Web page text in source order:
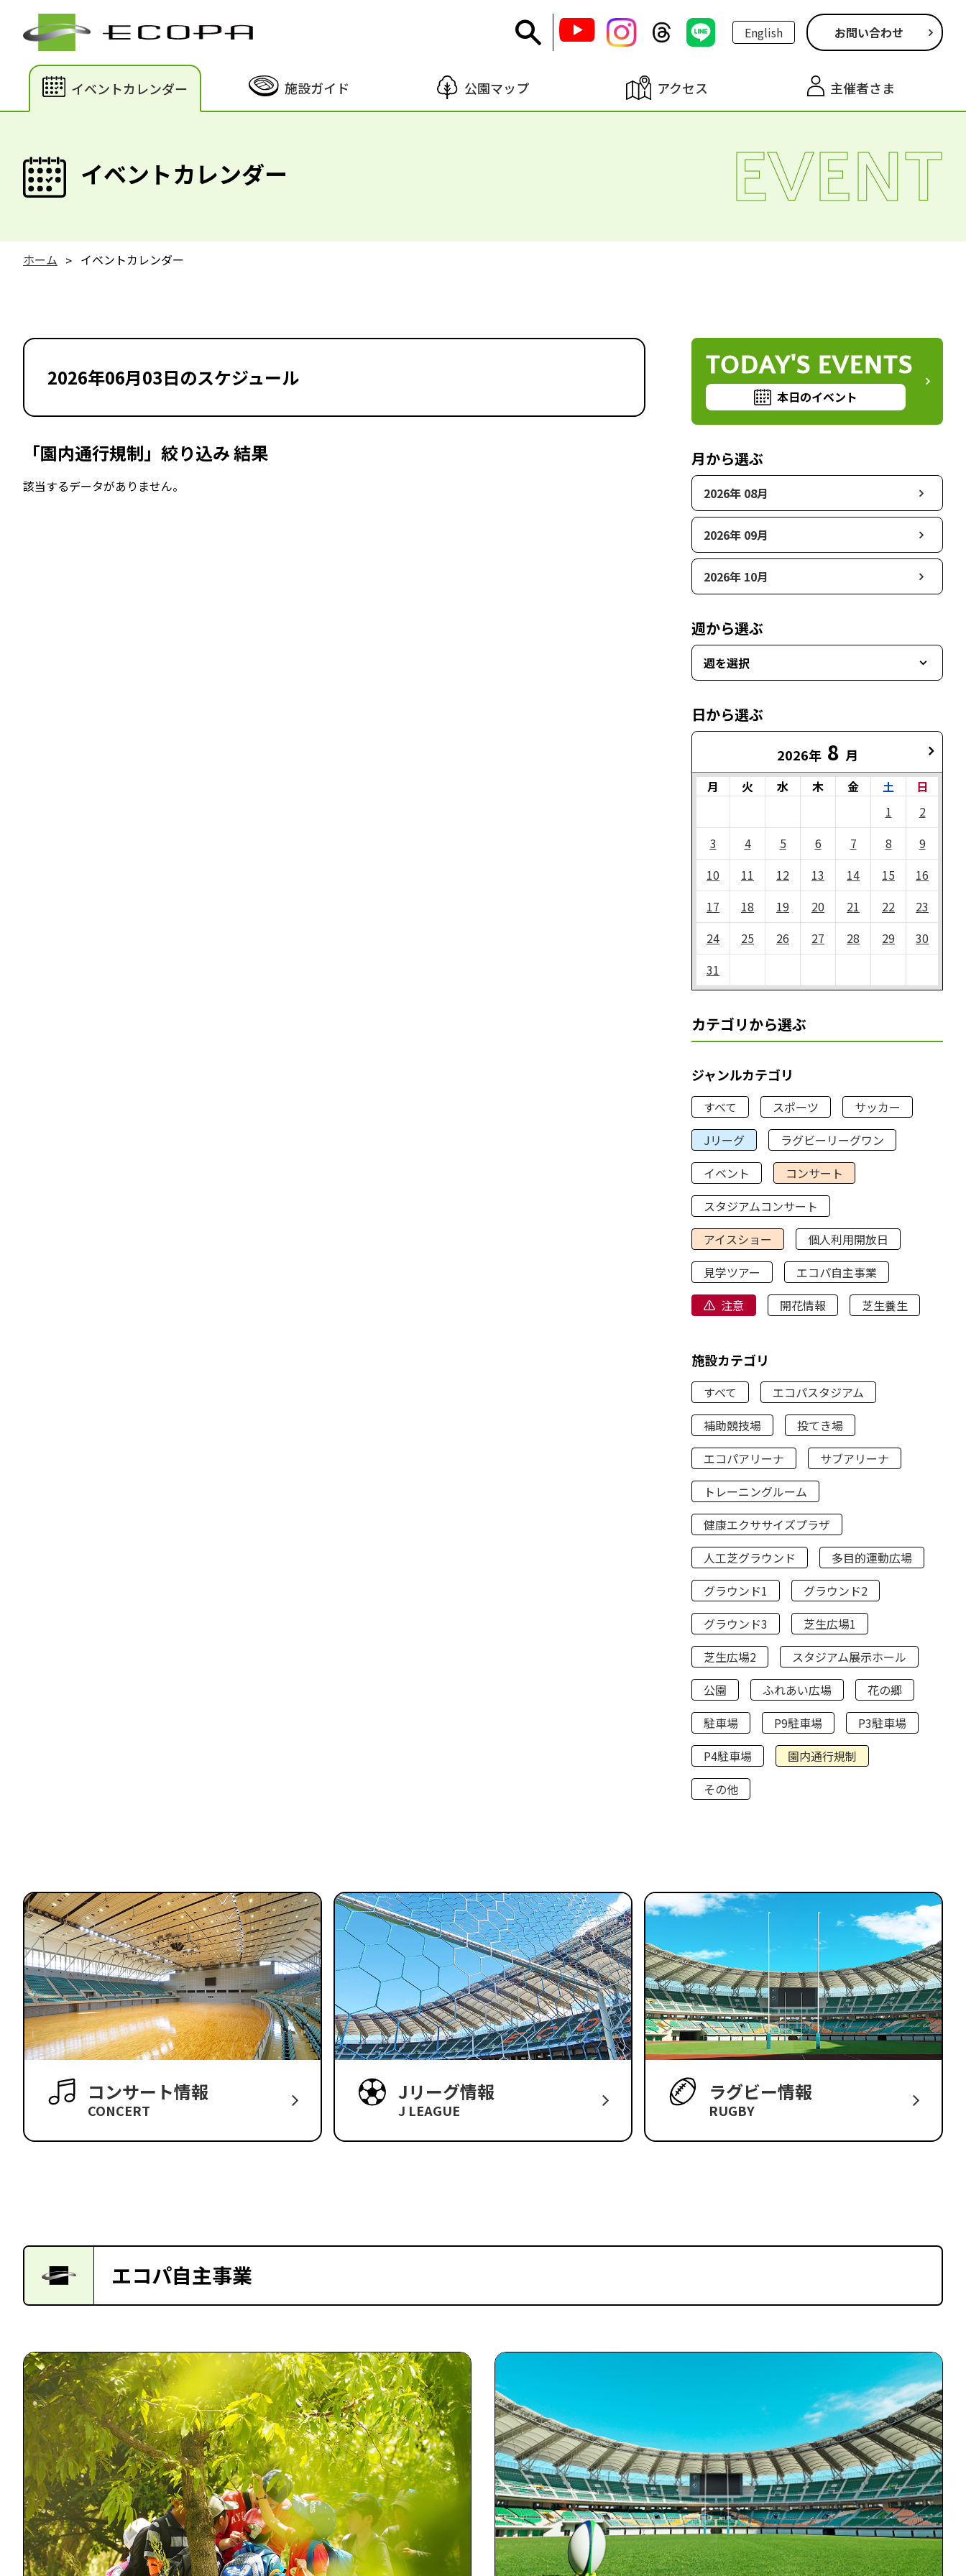
English お問い合わせ
イベントカレンダー 施設ガイド 公園マップ アクセス 主催者さま
イベントカレンダー EVENT
ホーム イベントカレンダー
2026年06月03日のスケジュール
「園内通行規制」絞り込み 結果
該当するデータがありません。
TODAY'S EVENTS
本日のイベント
月から選ぶ
2026年 08月
2026年 09月
2026年 10月
週から選ぶ
週を選択
日から選ぶ
2026年 8 月
月 火 水 木 金 土
日
1
2
3
4 5 6 7 8
9
10
11 12 13 14 15
16
17
18 19 20 21 22
23
24
25 26 27 28 29
30
31
カテゴリから選ぶ
ジャンルカテゴリ
すべて スポーツ
サッカー
Jリーグ
ラグビーリーグワン
イベント
コンサート
スタジアムコンサート
アイスショー
個人利用開放日
見学ツアー
エコパ自主事業
注意
開花情報 芝生養生
施設カテゴリ
すべて
エコパスタジアム
補助競技場
投てき場
エコパアリーナ
サブアリーナ
トレーニングルーム
健康エクササイズプラザ
人工芝グラウンド
多目的運動広場
グラウンド1
グラウンド2
グラウンド3
芝生広場1
芝生広場2
スタジアム展示ホール
公園
ふれあい広場
花の郷
駐車場
P9駐車場
P3駐車場
P4駐車場
園内通行規制
その他
コンサート情報
CONCERT
Jリーグ情報
J LEAGUE
ラグビー情報
RUGBY
エコパ自主事業